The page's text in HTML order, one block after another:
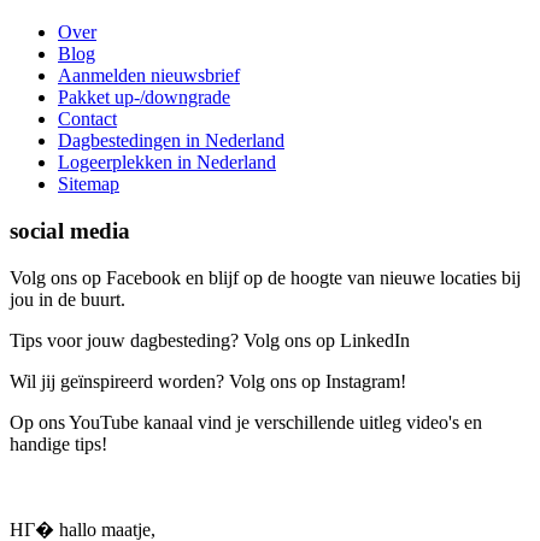
Over
Blog
Aanmelden nieuwsbrief
Pakket up-/downgrade
Contact
Dagbestedingen in Nederland
Logeerplekken in Nederland
Sitemap
social media
Volg ons op Facebook en blijf op de hoogte van nieuwe locaties bij
jou in de buurt.
Tips voor jouw dagbesteding? Volg ons op LinkedIn
Wil jij geïnspireerd worden? Volg ons op Instagram!
Op ons YouTube kanaal vind je verschillende uitleg video's en
handige tips!
HГ� hallo maatje,